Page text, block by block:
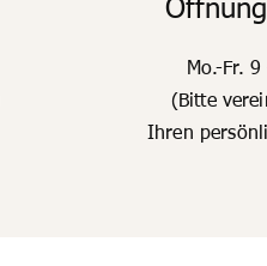
Mo.-Fr.
(Bitte
Ihren